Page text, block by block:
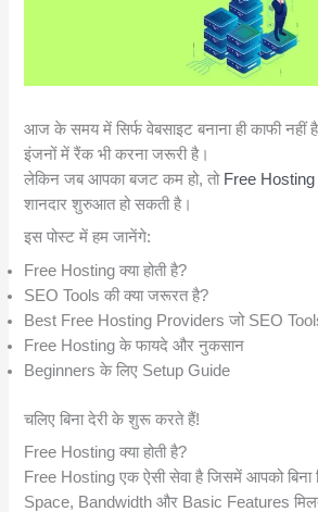
आज के समय में सिर्फ वेबसाइट बनाना ही काफी
इंजनों में रैंक भी करना जरूरी है।
लेकिन जब आपका बजट कम हो, तो Free Hosting
शानदार शुरुआत हो सकती है।
इस पोस्ट में हम जानेंगे:
Free Hosting क्या होती है?
SEO Tools की क्या जरूरत है?
Best Free Hosting Providers जो SEO
Free Hosting के फायदे और नुकसान
Beginners के लिए Setup Guide
चलिए बिना देरी के शुरू करते हैं!
Free Hosting क्या होती है?
Free Hosting एक ऐसी सेवा है जिसमें आपको
Space, Bandwidth और Basic Features